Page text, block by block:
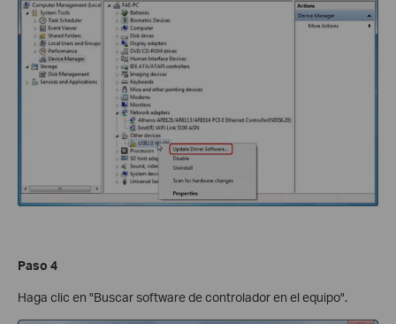
Paso 4
Haga clic en "Buscar software de controlador en el equipo".